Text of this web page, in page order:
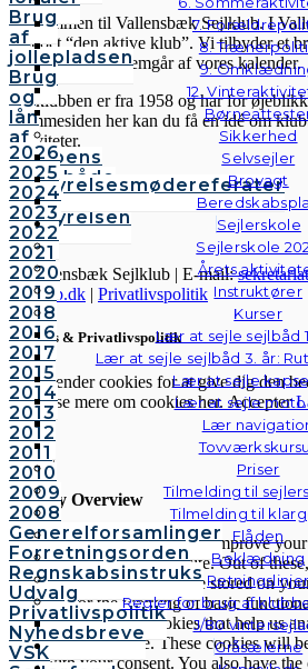
7.
8.
9.
12.
Sikkerhed
Selvsejler
Brovagt
Sejlerskole
Sejlerskole
Årets
Instruktører
Kurser
Lær at sejle sejlbåd
Lær at sejle sejlbåd 3. år:
Lær at sejle
Lær at sejle
Lær
Priser
Tilmelding til
Tilmelding til
Flåden
Beklædning
Regler for brug af
J/80
Gråsælerne
Brug
af
jollepladsen
Brug
og
lån
af
klubbens
følgebåde
Vedtægter
Bestyrelsen
Bestyrelsesmødereferater
2026
2025
2024
2023
2022
2021
2020
2019
2018
2016
2017
2015
2014
2013
2012
2011
2010
2009
2008
Generelforsamlinger
Forretningsorden
Regnskabsinstruks
Udvalg
Privatlivspolitik
Nyhedsbreve
VSK
Velkommen til Vallensbæk Sejlklub. I
mottoet “den aktive klub”. Vi tilbyder et
aktiviteter, som fremgår af vores kalender.
Sejlklubben er fra 1958 og har for
hjemmesiden her kan du få en idé om
aktiviteter.
© Vallensbæk Sejlklub | E-mail:
sejlklub.dk | Privatlivspolitik
Cookies & Privatlivspolitik
Vi anvender cookies for at give dig den
kan læse mere om cookies her. Accepter
Luk
Privacy Overview
This website uses cookies to improve
navigate through the website. Out of
categorized as necessary are stored on
essential for the working of basic
also use third-party cookies that help us
you use this website. These cookies will
only with your consent. You also have